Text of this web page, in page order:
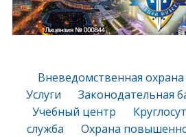
Вневедомственная
Услуги
Законодательная
Учебный центр
служба
Охрана